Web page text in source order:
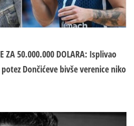
ZA 50.000.000 DOLARA: Isplivao
Dončićeve bivše verenice niko